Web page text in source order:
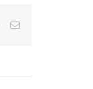
WhatsApp
Email